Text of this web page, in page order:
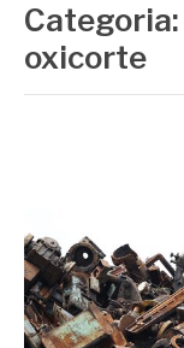
Categoria:
oxicorte